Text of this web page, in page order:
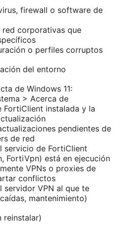
firewall o software de
corporativas que
o perfiles corruptos
del entorno
de Windows 11:
> Acerca de
FortiClient instalada y la
pendientes de
de red
servicio de FortiClient
FortiVpn) está en ejecución
VPNs o proxies de
conflictos
servidor VPN al que te
mantenimiento)
reinstalar)